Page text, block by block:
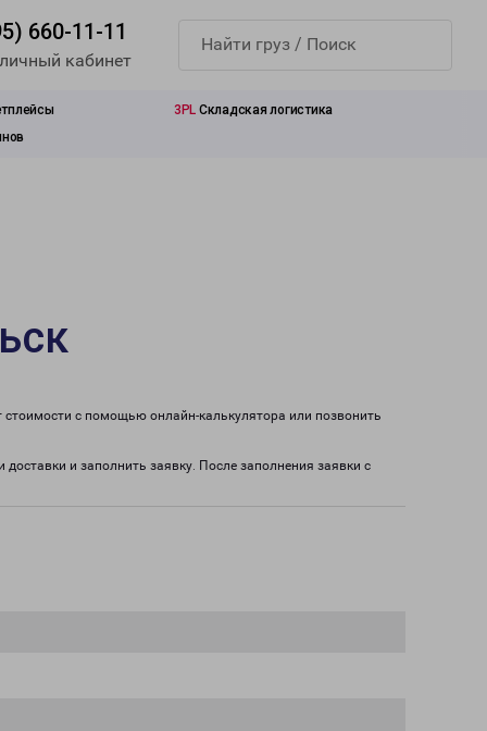
660-11-11
кабинет
3PL Складская логистика
с помощью онлайн-калькулятора или позвонить
и заполнить заявку. После заполнения заявки с